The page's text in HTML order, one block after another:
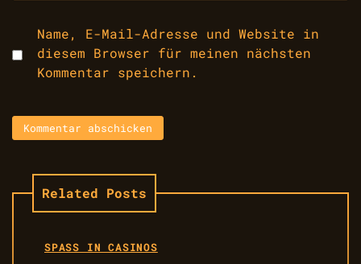
Name, E-Mail-Adresse und Website in
diesem Browser für meinen nächsten
Kommentar speichern.
Related Posts
SPASS IN CASINOS